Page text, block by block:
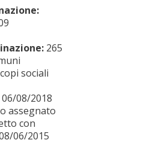
265
sociali
08/2018
assegnato
con
06/2015